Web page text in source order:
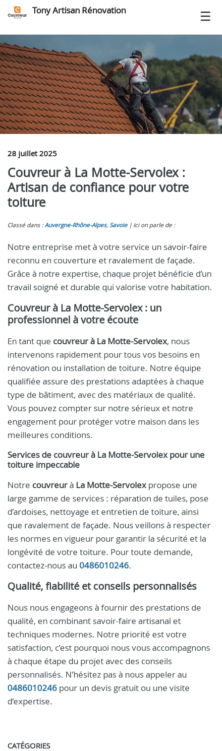
Tony Artisan Rénovation
28 juillet 2025
Couvreur à La Motte-Servolex :
Artisan de confiance pour votre
toiture
Classé dans :Auvergne-Rhône-Alpes, Savoie Ici on parle de :
Notre entreprise met à votre service un savoir-faire
reconnu en couverture et ravalement de façade.
Grâce à notre expertise, chaque projet bénéficie d’un
travail soigné et durable qui valorise votre habitation.
Couvreur à La Motte-Servolex : un
professionnel à votre écoute
En tant que couvreur à La Motte-Servolex, nous
intervenons rapidement pour tous vos besoins en
rénovation ou installation de toiture. Notre équipe
qualifiée assure des prestations adaptées à chaque
type de bâtiment, avec des matériaux de qualité.
Vous pouvez compter sur notre sérieux et notre
engagement pour protéger votre maison dans les
meilleures conditions.
Services de couvreurà La Motte-Servolexpour une
toiture impeccable
Notre couvreurà La Motte-Servolexpropose une
large gamme de services : réparation de tuiles, pose
d’ardoises, nettoyage et entretien de toiture, ainsi
que ravalement de façade. Nous veillons à respecter
les normes en vigueur pour garantir la sécurité et la
longévité de votre toiture. Pour toute demande,
contactez-nous au 0486010246.
Qualité, fiabilité et conseils personnalisés
Nous nous engageons à fournir des prestations de
qualité, en combinant savoir-faire artisanal et
techniques modernes. Notre priorité est votre
satisfaction, c’est pourquoi nous vous accompagnons
à chaque étape du projet avec des conseils
personnalisés. N’hésitez pas à nous appeler au
0486010246 pour un devis gratuit ou une visite
d’expertise.
CATÉGORIES